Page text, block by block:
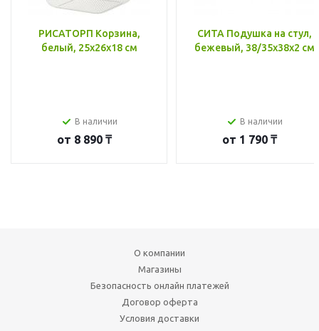
РИСАТОРП Корзина,
белый, 25x26x18 см
В наличии
от 8 890 ₸
СИТА Подушка на стул,
бежевый, 38/35x38x2 см
В наличии
от 1 790 ₸
О компании
Магазины
Безопасность онлайн платежей
Договор оферта
Условия доставки